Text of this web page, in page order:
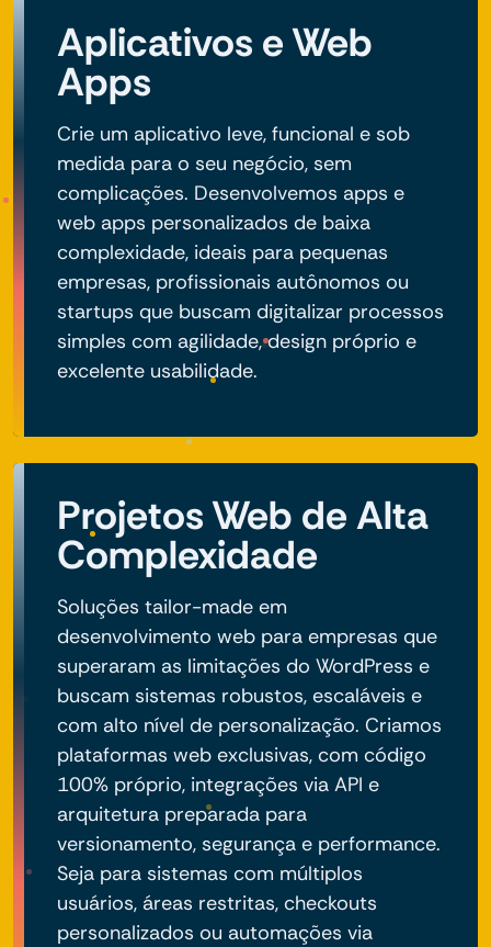
Aplicativos e Web
Apps
Crie um aplicativo leve, funcional e sob
medida para o seu negócio, sem
complicações. Desenvolvemos apps e
web apps personalizados de baixa
complexidade, ideais para pequenas
empresas, profissionais autônomos ou
startups que buscam digitalizar processos
simples com agilidade, design próprio e
excelente usabilidade.
Projetos Web de Alta
Complexidade
Soluções tailor-made em
desenvolvimento web para empresas que
superaram as limitações do WordPress e
buscam sistemas robustos, escaláveis e
com alto nível de personalização. Criamos
plataformas web exclusivas, com código
100% próprio, integrações via API e
arquitetura preparada para
versionamento, segurança e performance.
Seja para sistemas com múltiplos
usuários, áreas restritas, checkouts
personalizados ou automações via